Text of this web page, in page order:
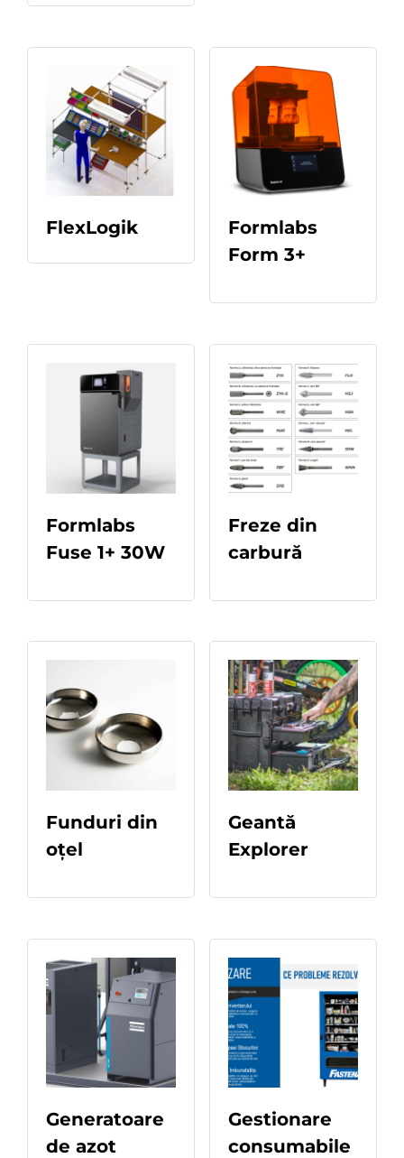
FlexLogik
Formlabs
Form 3+
Formlabs
Fuse 1+ 30W
Freze din
carbură
Funduri din
oțel
Geantă
Explorer
Generatoare
de azot
Gestionare
consumabile